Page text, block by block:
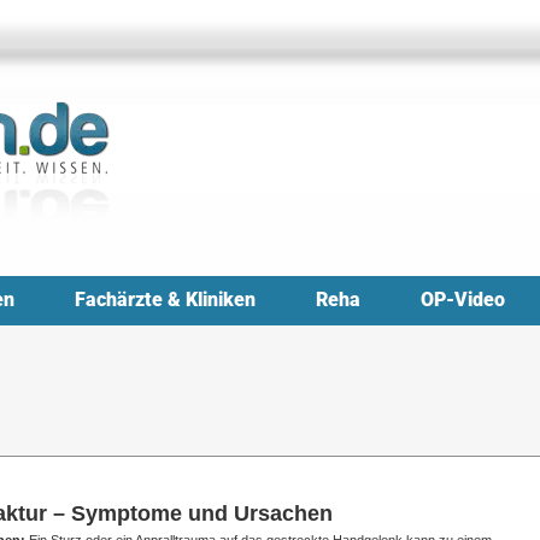
Fachärzte & Kliniken Reha OP-Video
– Symptome und Ursachen